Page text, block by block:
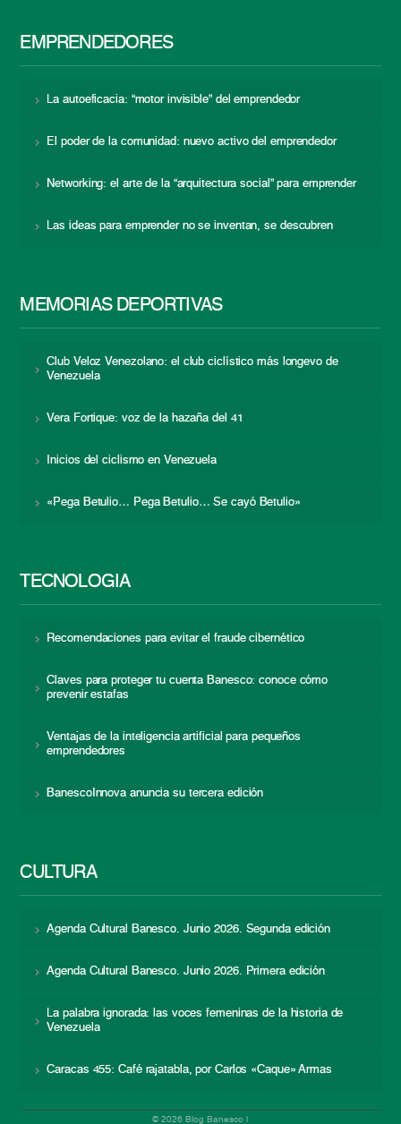
EMPRENDEDORES
La autoeficacia: “motor invisible” del emprendedor
El poder de la comunidad: nuevo activo del emprendedor
Networking: el arte de la “arquitectura social” para emprender
Las ideas para emprender no se inventan, se descubren
MEMORIAS DEPORTIVAS
Club Veloz Venezolano: el club ciclístico más longevo de
Venezuela
Vera Fortique: voz de la hazaña del 41
Inicios del ciclismo en Venezuela
«Pega Betulio… Pega Betulio… Se cayó Betulio»
TECNOLOGÍA
Recomendaciones para evitar el fraude cibernético
Claves para proteger tu cuenta Banesco: conoce cómo
prevenir estafas
Ventajas de la inteligencia artificial para pequeños
emprendedores
BanescoInnova anuncia su tercera edición
CULTURA
Agenda Cultural Banesco. Junio 2026. Segunda edición
Agenda Cultural Banesco. Junio 2026. Primera edición
La palabra ignorada: las voces femeninas de la historia de
Venezuela
Caracas 455: Café rajatabla, por Carlos «Caque» Armas
© 2026 Blog Banesco |